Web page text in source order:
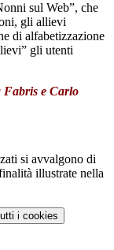
sul Web”, che
gli allievi
di alfabetizzazione
gli utenti
Fabris e Carlo
si avvalgono di
illustrate nella
i cookies